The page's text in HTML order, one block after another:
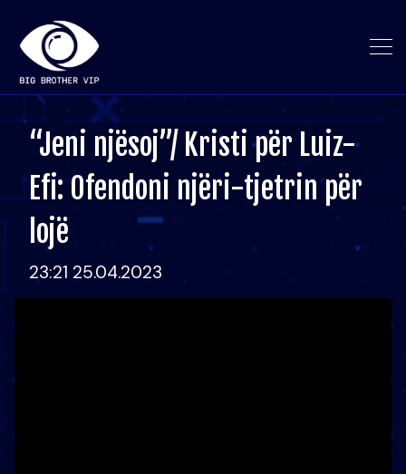
“Jeni njësoj”/ Kristi për Luiz-
Efi: Ofendoni njëri-tjetrin për
lojë
23:21 25.04.2023